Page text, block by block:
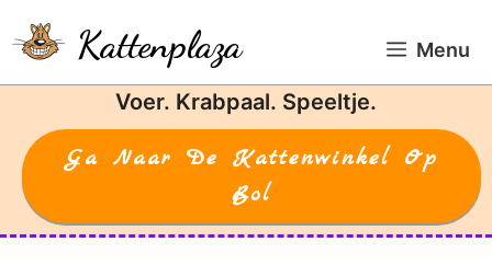
naar
de
Kattenplaza Menu
Voer. Krabpaal. Speeltje.
Ga Naar De Kattenwinkel Op
Bol